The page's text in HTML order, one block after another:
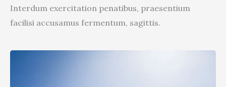
Interdum exercitation penatibus, praesentium
facilisi accusamus fermentum, sagittis.